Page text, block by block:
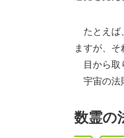
たとえば
ますが、
目から取
宇宙の法
数霊の